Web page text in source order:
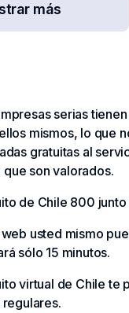
más
serias
mismos, lo que
gratuitas al
son valorados.
de Chile 800
usted mismo
sólo 15 minutos.
virtual de Chile